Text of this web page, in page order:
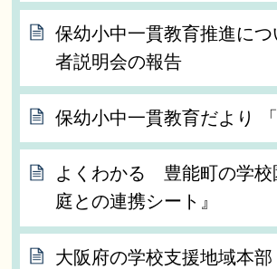
保幼小中一貫教育推進に
者説明会の報告
保幼小中一貫教育だより 「
よくわかる 豊能町の学
庭との連携シート』
大阪府の学校支援地域本